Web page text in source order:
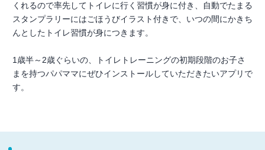
くれるので率先してトイレに行く習慣が身に付き、自動でたまる
スタンプラリーにはごほうびイラスト付きで、いつの間にかきち
んとしたトイレ習慣が身につきます。
1歳半～2歳ぐらいの、トイレトレーニングの初期段階のお子さ
まを持つパパママにぜひインストールしていただきたいアプリで
す。